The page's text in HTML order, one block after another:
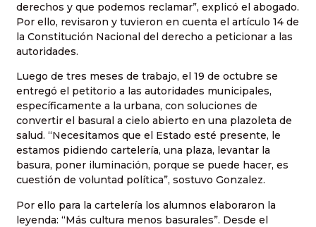
derechos y que podemos reclamar”, explicó el abogado.
Por ello, revisaron y tuvieron en cuenta el artículo 14 de
la Constitución Nacional del derecho a peticionar a las
autoridades.
Luego de tres meses de trabajo, el 19 de octubre se
entregó el petitorio a las autoridades municipales,
específicamente a la urbana, con soluciones de
convertir el basural a cielo abierto en una plazoleta de
salud. “Necesitamos que el Estado esté presente, le
estamos pidiendo cartelería, una plaza, levantar la
basura, poner iluminación, porque se puede hacer, es
cuestión de voluntad política”, sostuvo Gonzalez.
Por ello para la cartelería los alumnos elaboraron la
leyenda: “Más cultura menos basurales”. Desde el